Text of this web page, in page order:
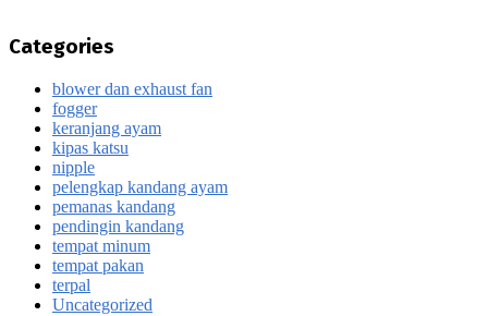
Categories
blower dan exhaust fan
fogger
keranjang ayam
kipas katsu
nipple
pelengkap kandang ayam
pemanas kandang
pendingin kandang
tempat minum
tempat pakan
terpal
Uncategorized